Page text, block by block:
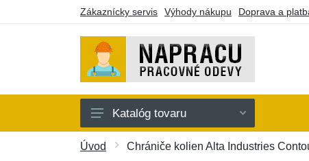
Zákaznícky servis Výhody nákupu Doprava a
Oblečenie
Katalóg tovaru
Úvod Chrániče kolien Alta Industries